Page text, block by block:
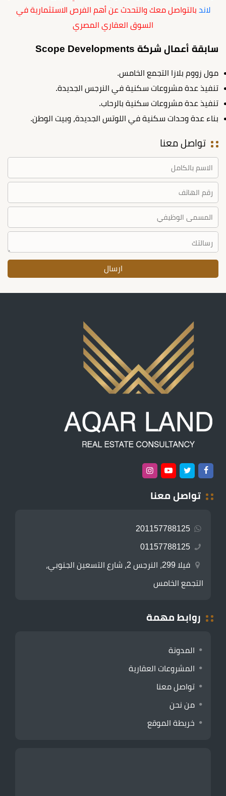
لاند بالتواصل معك والتحدث عن أهم الفرص الاستثمارية في
السوق العقاري المصري
سابقة أعمال شركة Scope Developments
مول زووم بلازا التجمع الخامس.
تنفيذ عدة مشروعات سكنية في النرجس الجديدة.
تنفيذ عدة مشروعات سكنية بالرحاب.
بناء عدة وحدات سكنية في اللوتس الجديدة، وبيت الوطن.
تواصل معنا
تواصل معنا
201157788125
01157788125
فيلا 299، النرجس 2، شارع التسعين الجنوبي،
التجمع الخامس
روابط مهمة
المدونة
المشروعات العقارية
تواصل معنا
من نحن
خريطة الموقع